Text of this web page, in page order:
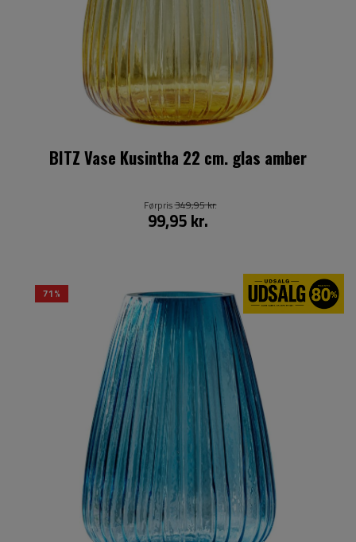
BITZ Vase Kusintha 22 cm. glas amber
99,95 kr.
Førpris349,95 kr.
71%